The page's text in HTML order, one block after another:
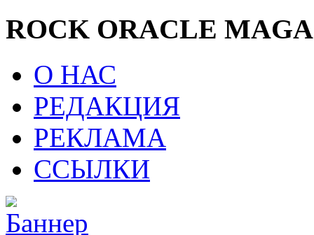
ROCK ORACLE
О НАС
РЕДАКЦИЯ
РЕКЛАМА
ССЫЛКИ